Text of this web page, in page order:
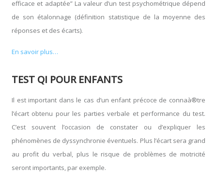
efficace et adaptée” La valeur d’un test psychométrique dépend
de son étalonnage (définition statistique de la moyenne des
réponses et des écarts).
En savoir plus…
TEST QI POUR ENFANTS
Il est important dans le cas d’un enfant précoce de connaà®tre
l’écart obtenu pour les parties verbale et performance du test.
C’est souvent l’occasion de constater ou d’expliquer les
phénomènes de dyssynchronie éventuels. Plus l’écart sera grand
au profit du verbal, plus le risque de problèmes de motricité
seront importants, par exemple.